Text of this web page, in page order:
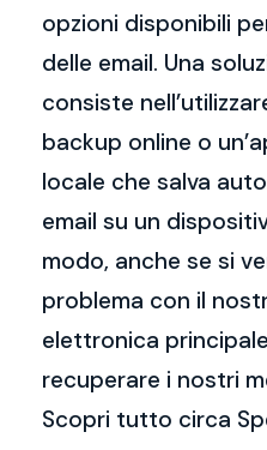
opzioni disponibili
delle email. Una
consiste
backup online o
locale che salva
email su un
modo, anche se si
problema con il
elettronica
recuperare i nostri
Scopri tutto circa